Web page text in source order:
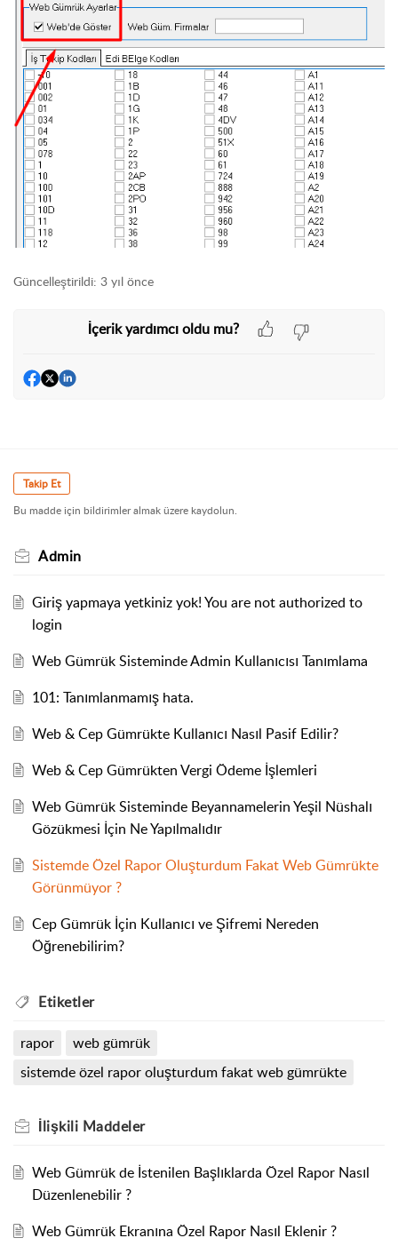
Güncelleştirildi: 3 yıl önce
İçerik yardımcı oldu mu?
Takip Et
Bu madde için bildirimler almak üzere kaydolun.
Admin
Giriş yapmaya yetkiniz yok! You are not authorized to
login
Web Gümrük Sisteminde Admin Kullanıcısı Tanımlama
101: Tanımlanmamış hata.
Web & Cep Gümrükte Kullanıcı Nasıl Pasif Edilir?
Web & Cep Gümrükten Vergi Ödeme İşlemleri
Web Gümrük Sisteminde Beyannamelerin Yeşil Nüshalı
Gözükmesi İçin Ne Yapılmalıdır
Sistemde Özel Rapor Oluşturdum Fakat Web Gümrükte
Görünmüyor ?
Cep Gümrük İçin Kullanıcı ve Şifremi Nereden
Öğrenebilirim?
Etiketler
rapor
web gümrük
sistemde özel rapor oluşturdum fakat web gümrükte
İlişkili Maddeler
Web Gümrük de İstenilen Başlıklarda Özel Rapor Nasıl
Düzenlenebilir ?
Web Gümrük Ekranına Özel Rapor Nasıl Eklenir ?